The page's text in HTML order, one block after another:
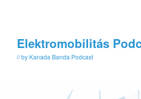
Elektromobilitás
// by Kanada Banda Podcast